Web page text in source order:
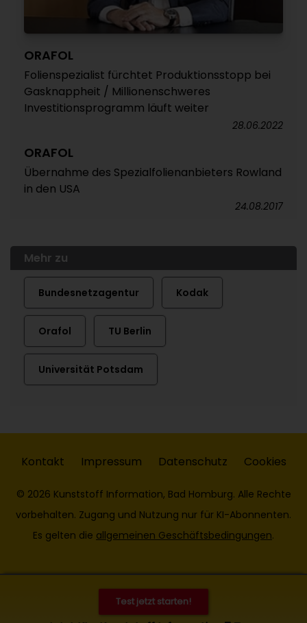
ORAFOL
Folienspezialist fürchtet Produktionsstopp bei
Gasknappheit / Millionenschweres
Investitionsprogramm läuft weiter
28.06.2022
ORAFOL
Übernahme des Spezialfolienanbieters Rowland
in den USA
24.08.2017
Mehr zu
Bundesnetzagentur Kodak
Orafol TU Berlin
Universität Potsdam
Test jetzt starten!
Kontakt Impressum Datenschutz Cookies
© 2026 Kunststoff Information, Bad Homburg. Alle Rechte
vorbehalten. Zugang und Nutzung nur für KI-Abonnenten.
Es gelten die allgemeinen Geschäftsbedingungen.